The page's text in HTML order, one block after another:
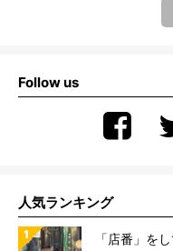
Follow us
人気ランキング
「店番」を